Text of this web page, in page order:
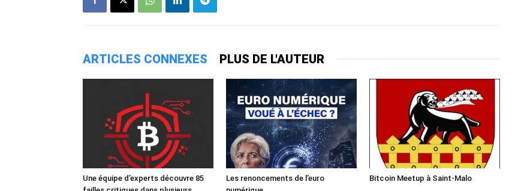
ARTICLES CONNEXES PLUS DE L'AUTEUR
Une équipe d’experts découvre 85
Les renoncements de l’euro
Bitcoin Meetup à Saint-Malo